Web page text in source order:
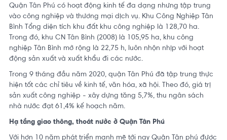
Quận Tân Phú có hoạt động kinh tế đa dạng nhưng tập trung
vào công nghiệp và thương mại dịch vụ. Khu Công Nghiệp Tân
Bình Tổng diện tích khu đất khu công nghiệp là 128,70 ha.
Trong đó, khu CN Tân Bình (2008) là 105,95 ha, khu công
nghiệp Tân Bình mở rộng là 22,75 h, luôn nhộn nhịp với hoạt
động sản xuất và xuất khẩu đi các nước.
Trong 9 tháng đầu năm 2020, quận Tân Phú đã tập trung thực
hiện tốt các chỉ tiêu về kinh tế, văn hóa, xã hội. Theo đó, giá trị
sản xuất công nghiệp - xây dựng tăng 5,7%, thu ngân sách
nhà nước đạt 61,4% kế hoạch năm.
Hạ tầng giao thông, thoát nước ở Quận Tân Phú
Với hơn 10 năm phát triển mạnh mẽ tới nay Quận Tân phú được